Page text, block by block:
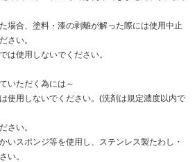
場合、塗料・漆の剥離が解った際には使用中止
さい。
は使用しないでください。
いただく為には～
使用しないでください。(洗剤は規定濃度以内で
さい。
いスポンジ等を使用し、ステンレス製たわし・
い。